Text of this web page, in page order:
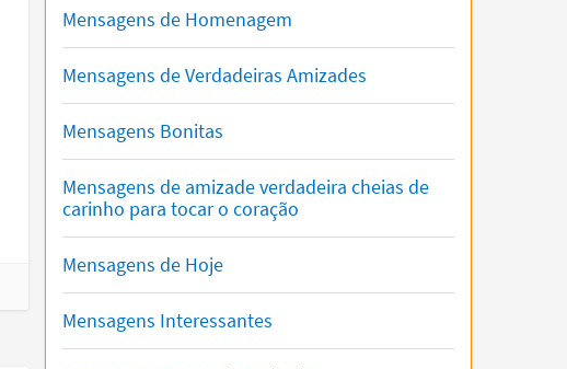
Mensagens de Homenagem
Mensagens de Verdadeiras Amizades
Mensagens Bonitas
Mensagens de amizade verdadeira cheias de
carinho para tocar o coração
Mensagens de Hoje
Mensagens Interessantes